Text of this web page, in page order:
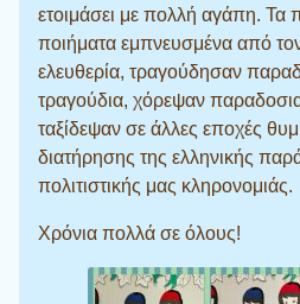
ετοιμάσει με πολλή αγάπη. Τα
ποιήματα εμπνευσμένα από
ελευθερία, τραγούδησαν
τραγούδια, χόρεψαν
ταξίδεψαν σε άλλες εποχές
διατήρησης της ελληνικής
πολιτιστικής μας κληρονομιάς.
Χρόνια πολλά σε όλους!